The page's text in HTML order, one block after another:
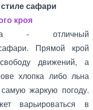
сафари
кроя
- отличный
Прямой крой
движений, а
хлопка либо льна
жаркую погоду.
варьироваться в